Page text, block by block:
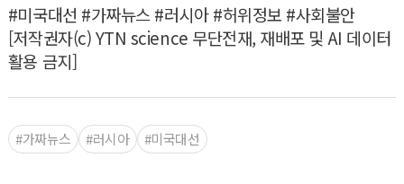
#미국대선 #가짜뉴스 #러시아 #허위정보 #사회불안
[저작권자(c) YTN science 무단전재, 재배포 및 AI 데이터
활용 금지]
#가짜뉴스 #러시아 #미국대선